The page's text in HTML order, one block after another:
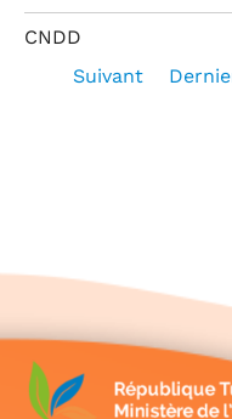
CNDD
Suivant